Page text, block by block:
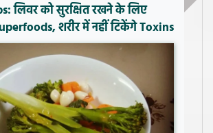
लिवर को सुरक्षित रखने के लिए
शरीर में नहीं टिकेंगे Toxins